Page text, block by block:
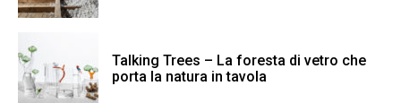
Talking Trees – La foresta di vetro che
porta la natura in tavola